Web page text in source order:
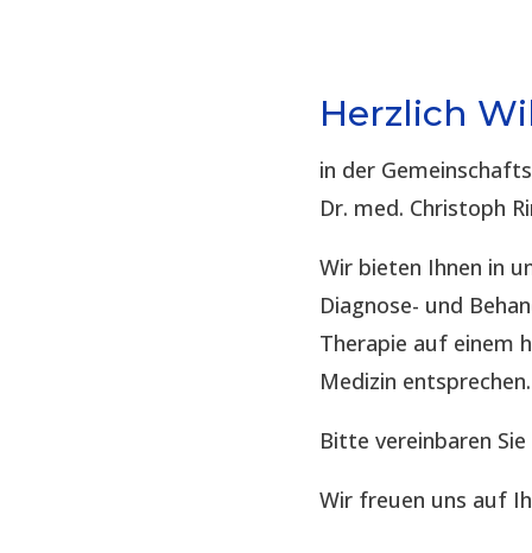
Herzlich
in der
Dr. med. Christoph
Wir bieten Ihnen in
Diagnose- und
Therapie auf einem
Medizin entsprechen.
Bitte vereinbaren
Wir freuen uns auf